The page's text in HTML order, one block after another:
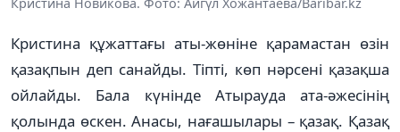
Кристина құжаттағы аты-жөніне қарамастан өзін
қазақпын деп санайды. Тіпті, көп нәрсені қазақша
ойлайды. Бала күнінде Атырауда ата-әжесінің
қолында өскен. Анасы, нағашылары – қазақ. Қазақ